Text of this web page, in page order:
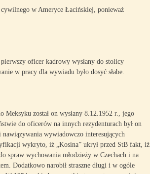
cywilnego w Ameryce Łacińskiej, ponieważ
oficer kadrowy wysłany do stolicy
w pracy dla wywiadu było dosyć słabe.
Meksyku został on wysłany 8.12.1952 r., jego
do oficerów na innych rezydenturach był on
wywiadowczo interesujących
wykryto, iż „Kosina” ukrył przed StB fakt, iż
spraw wychowania młodzieży w Czechach i na
Dodatkowo narobił straszne długi i w ogóle